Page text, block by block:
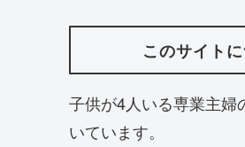
このサイト
子供が4人いる専業主婦
いています。